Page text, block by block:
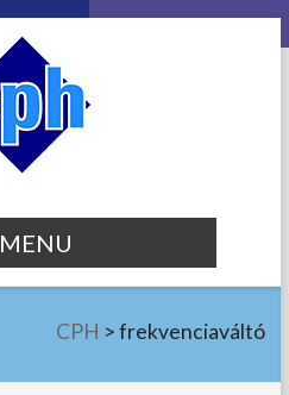
MENU
CPH >frekvenciaváltó